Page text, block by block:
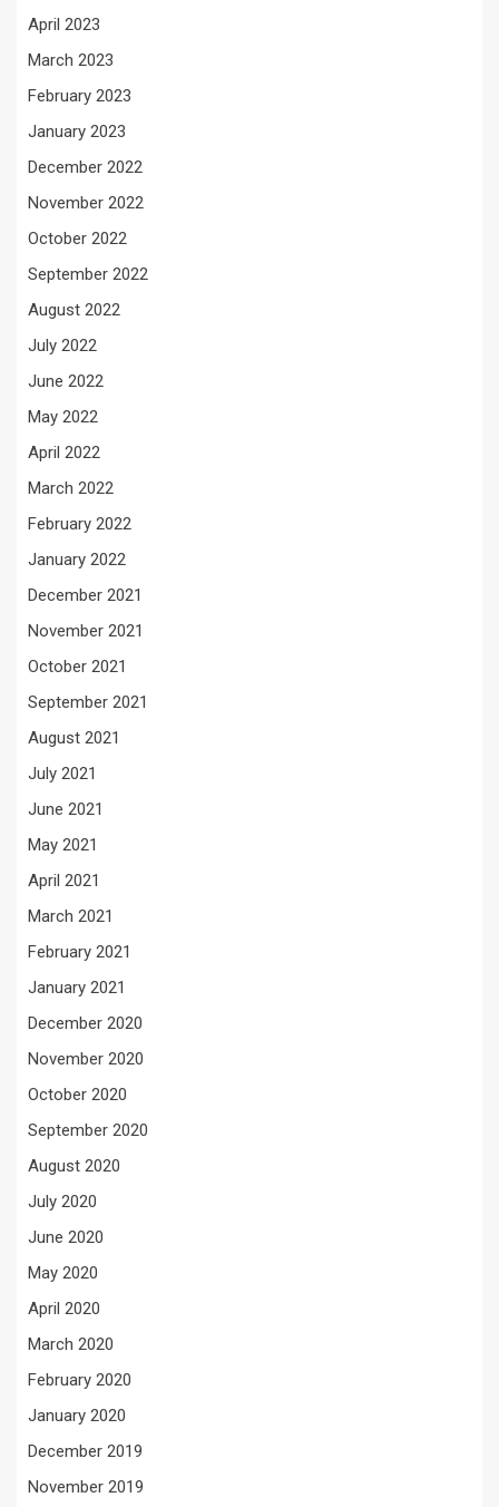
April 2023
March 2023
February 2023
January 2023
December 2022
November 2022
October 2022
September 2022
August 2022
July 2022
June 2022
May 2022
April 2022
March 2022
February 2022
January 2022
December 2021
November 2021
October 2021
September 2021
August 2021
July 2021
June 2021
May 2021
April 2021
March 2021
February 2021
January 2021
December 2020
November 2020
October 2020
September 2020
August 2020
July 2020
June 2020
May 2020
April 2020
March 2020
February 2020
January 2020
December 2019
November 2019